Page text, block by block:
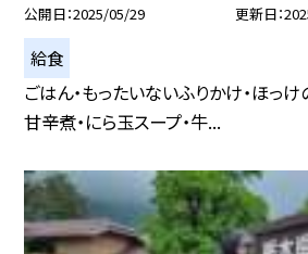
公開日 2025/05/29 更新日
給食
ごはん・もったいないふりかけ・ほっ
甘辛煮・にら玉スープ・牛...